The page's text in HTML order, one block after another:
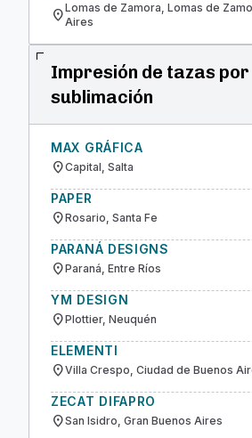
location_onLomas de Zamora, Lomas de
Aires
Impresión de tazas por
sublimación
MAX GRÁFICA
location_onCapital, Salta
PAPER
location_onRosario, Santa Fe
PARANÁ DESIGNS
location_onParaná, Entre Ríos
YM DESIGN
location_onPlottier, Neuquén
ELEMENTI
location_onVilla Crespo, Ciudad de Buenos
ZECAT DIFAPRO
location_onSan Isidro, Gran Buenos Aires